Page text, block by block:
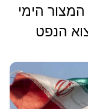
המצור הימי
הנפט